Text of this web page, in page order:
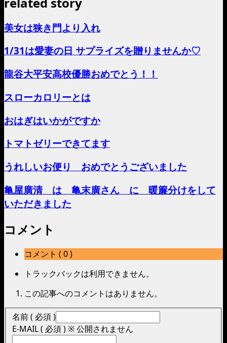
美女は狭き門より入れ
1/31は愛妻の日 サプライズを贈りませんか♡
龍谷大平安高校優勝おめでとう！！
スローカロリーとは
おはぎはいかがですか
トマトゼリーできてます
うれしいお便り おめでとうございました
亀屋廣清 は 亀末廣さん に 暖簾分けをして
いただきました
コメント
コメント ( 0 )
トラックバックは利用できません。
この記事へのコメントはありません。
名前 ( 必須 )
E-MAIL ( 必須 ) ※ 公開されません